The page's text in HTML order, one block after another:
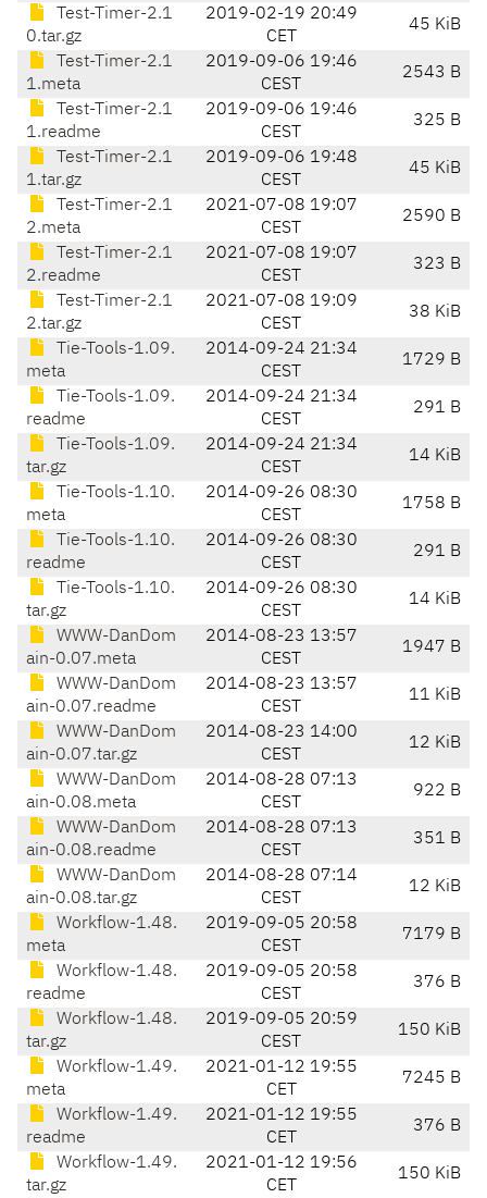
Test-Timer-2.1
0.tar.gz
2019-02-19 20:49
CET
45 KiB
Test-Timer-2.1
1.meta
2019-09-06 19:46
CEST
2543 B
Test-Timer-2.1
1.readme
2019-09-06 19:46
CEST
325 B
Test-Timer-2.1
1.tar.gz
2019-09-06 19:48
CEST
45 KiB
Test-Timer-2.1
2.meta
2021-07-08 19:07
CEST
2590 B
Test-Timer-2.1
2.readme
2021-07-08 19:07
CEST
323 B
Test-Timer-2.1
2.tar.gz
2021-07-08 19:09
CEST
38 KiB
Tie-Tools-1.09.
meta
2014-09-24 21:34
CEST
1729 B
Tie-Tools-1.09.
readme
2014-09-24 21:34
CEST
291 B
Tie-Tools-1.09.
tar.gz
2014-09-24 21:34
CEST
14 KiB
Tie-Tools-1.10.
meta
2014-09-26 08:30
CEST
1758 B
Tie-Tools-1.10.
readme
2014-09-26 08:30
CEST
291 B
Tie-Tools-1.10.
tar.gz
2014-09-26 08:30
CEST
14 KiB
WWW-DanDom
ain-0.07.meta
2014-08-23 13:57
CEST
1947 B
WWW-DanDom
ain-0.07.readme
2014-08-23 13:57
CEST
11 KiB
WWW-DanDom
ain-0.07.tar.gz
2014-08-23 14:00
CEST
12 KiB
WWW-DanDom
ain-0.08.meta
2014-08-28 07:13
CEST
922 B
WWW-DanDom
ain-0.08.readme
2014-08-28 07:13
CEST
351 B
WWW-DanDom
ain-0.08.tar.gz
2014-08-28 07:14
CEST
12 KiB
Workflow-1.48.
meta
2019-09-05 20:58
CEST
7179 B
Workflow-1.48.
readme
2019-09-05 20:58
CEST
376 B
Workflow-1.48.
tar.gz
2019-09-05 20:59
CEST
150 KiB
Workflow-1.49.
meta
2021-01-12 19:55
CET
7245 B
Workflow-1.49.
readme
2021-01-12 19:55
CET
376 B
Workflow-1.49.
tar.gz
2021-01-12 19:56
CET
150 KiB